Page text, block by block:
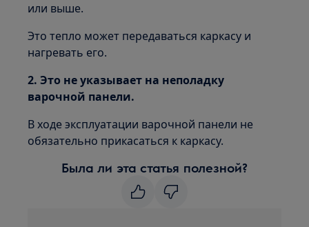
или выше.
Это тепло может передаваться каркасу и
нагревать его.
2. Это не указывает на неполадку
варочной панели.
В ходе эксплуатации варочной панели не
обязательно прикасаться к каркасу.
Была ли эта статья полезной?